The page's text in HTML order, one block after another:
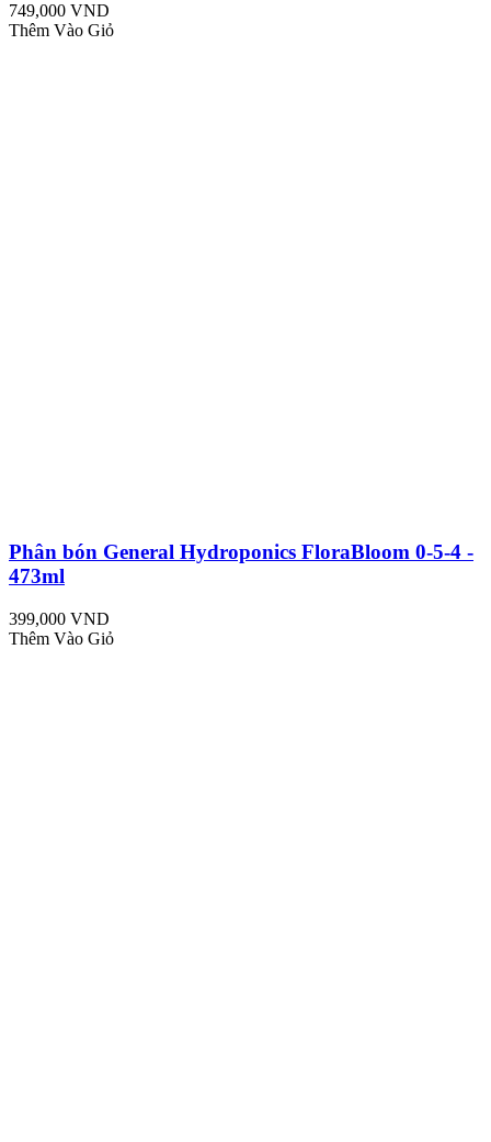
749,000 VND
Thêm Vào Giỏ
Phân bón General Hydroponics FloraBloom 0-5-4 -
473ml
399,000 VND
Thêm Vào Giỏ